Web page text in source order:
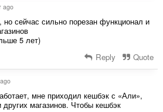
ago
но сейчас сильно порезан функционал и
5 лет)
Reply Quote
мне приходил кешбэк с «Али»,
других магазинов. Чтобы кешбэк